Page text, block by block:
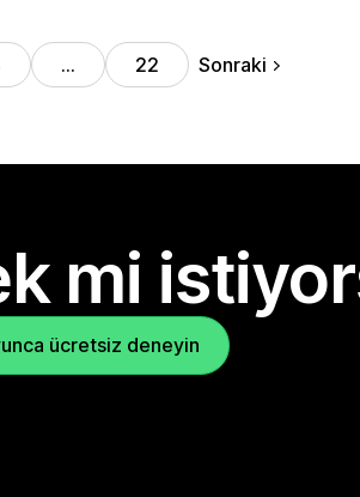
… 22 Sonraki
mi
ücretsiz deneyin